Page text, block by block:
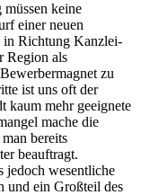
keine
einer neuen
in Richtung Kanzlei-
Region als
zu
ist uns oft der
kaum mehr geeignete
mache die
bereits
beauftragt.
jedoch wesentliche
und ein Großteil des